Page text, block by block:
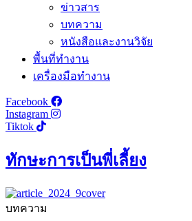
ข่าวสาร
บทความ
หนังสือและงานวิจัย
พื้นที่ทำงาน
เครื่องมือทำงาน
Facebook
Instagram
Tiktok
ทักษะการเป็นพี่เลี้ยง
บทความ